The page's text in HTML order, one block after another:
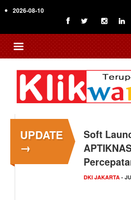
to
content
2026-08-10
UPDATE
→
Menkop
Koperasi
Lembah
NASIONAL-